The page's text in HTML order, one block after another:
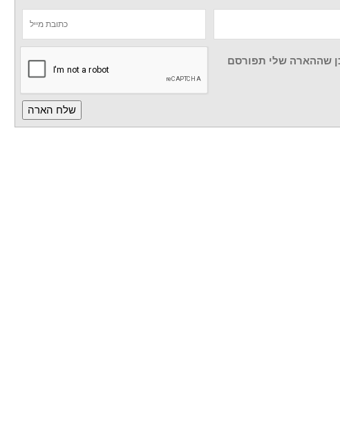
שההארה שלי תפורסם